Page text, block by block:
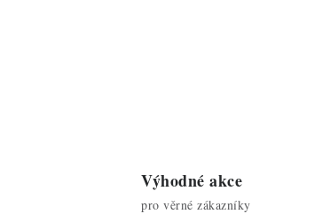
Výhodné akce
pro věrné zákazníky